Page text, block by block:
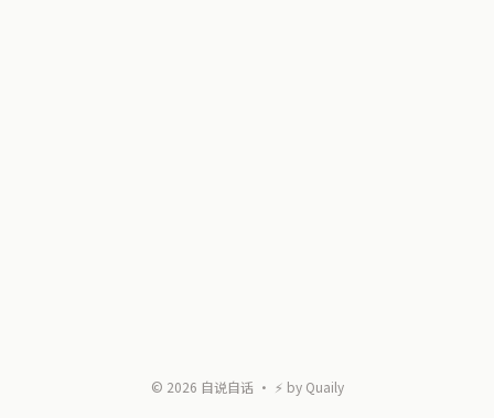
© 2026 自说自话 ・ ⚡ by Quaily